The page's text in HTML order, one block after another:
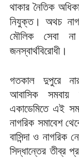
থাকার নৈতিক
নিযুক্ত। অথচ
মৌলিক সেবা
জনস্বার্থবিরোধী।
গতকাল দুপুরে
আবাসিক সমবায়
একাডেমিতে এই
নাগরিক সমাবেশ
বাসিন্দা ও নাগরিক
সিদ্ধান্তের তীব্র